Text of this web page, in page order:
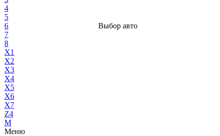
4
5
6
7
8
X1
X2
X3
X4
X5
X6
X7
Z4
М
Меню
Выбор авто